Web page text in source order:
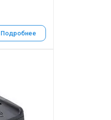
Подробнее